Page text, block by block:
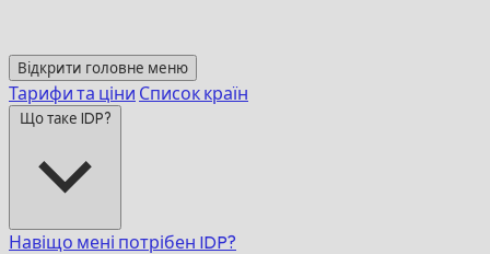
Відкрити головне меню
Тарифи та ціни Список країн
Що таке IDP?
Навіщо мені потрібен IDP?